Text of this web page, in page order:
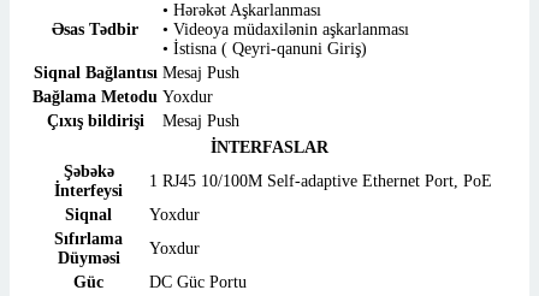
Əsas Tədbir
• Hərəkət Aşkarlanması
• Videoya müdaxilənin aşkarlanması
• İstisna ( Qeyri-qanuni Giriş)
Siqnal Bağlantısı Mesaj Push
Bağlama Metodu Yoxdur
Çıxış bildirişi
Mesaj Push
İNTERFASLAR
Şəbəkə
İnterfeysi
1 RJ45 10/100M Self-adaptive Ethernet Port, PoE
Siqnal
Yoxdur
Sıfırlama
Düyməsi
Yoxdur
Güc
DC Güc Portu